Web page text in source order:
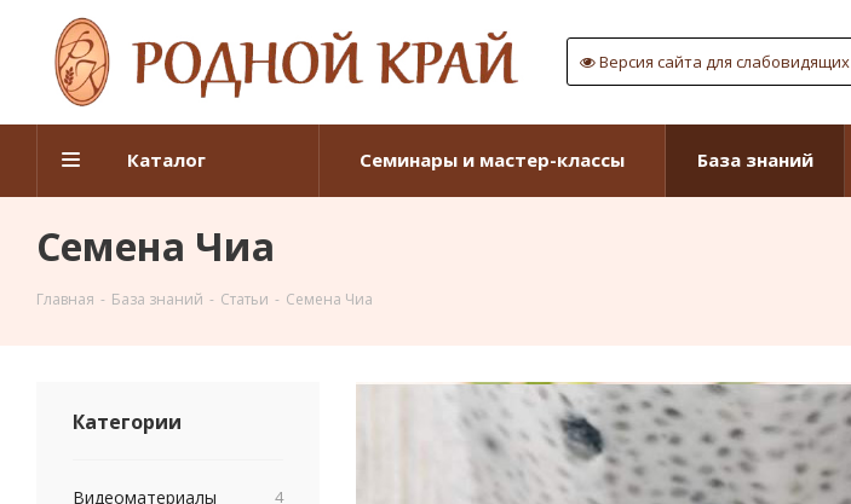
Версия сайта для слабовидящих
Каталог Семинары и мастер-классы База знаний
Семена Чиа
Главная - База знаний - Статьи - Семена Чиа
Категории
Видеоматериалы 4